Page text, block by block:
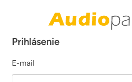
Prihlásenie
E-mail